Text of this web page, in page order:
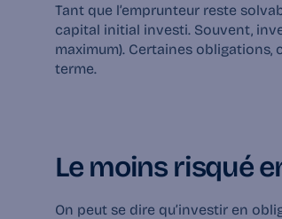
Tant que l’emprunteur reste
capital initial investi. Souvent,
maximum). Certaines
terme.
Le moins risqué
On peut se dire qu’investir en